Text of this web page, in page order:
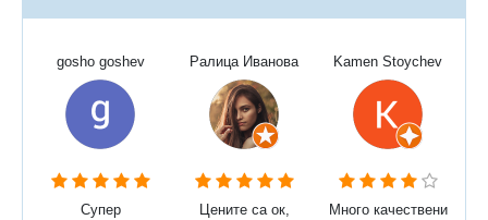
gosho goshev
Супер
Ралица Иванова
Цените са ок,
Kamen Stoychev
Много качествени